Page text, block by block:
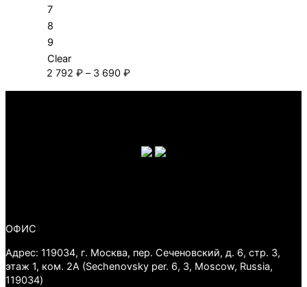
7
8
9
Clear
2 792 ₽ – 3 690 ₽Диапазон
ОФИС
Адрес: 119034, г. Москва, пер. Сеченовский, д. 6, стр. 3,
этаж 1, ком. 2А (Sechenovsky per. 6, 3, Moscow, Russia,
119034)